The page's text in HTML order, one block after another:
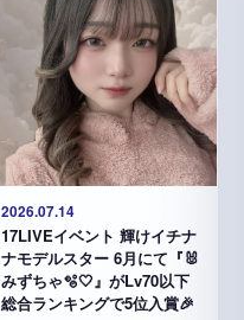
2026.07.14
17LIVEイベント 輝けイチナ
ナモデルスター 6月にて『🐰
みずちゃ️🫧🤍』がLv70以下
総合ランキングで5位入賞🎉